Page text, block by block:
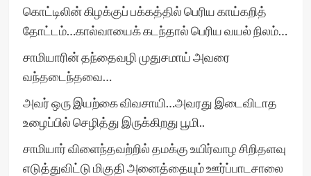
கொட்டிலின் கிழக்குப் பக்கத்தில் பெரிய காய்கறித்
தோட்டம்…கால்வாயைக் கடந்தால் பெரிய வயல் நிலம்…
சாமியாரின் தந்தைவழி முதுசமாய் அவரை
வந்தடைந்தவை…
அவர் ஒரு இயற்கை விவசாயி…அவரது இடைவிடாத
உழைப்பில் செழித்து இருக்கிறது பூமி..
சாமியார் விளைந்தவற்றில் தமக்கு உயிர்வாழ சிறிதளவு
எடுத்துவிட்டு மிகுதி அனைத்தையும் ஊர்ப்பாடசாலை